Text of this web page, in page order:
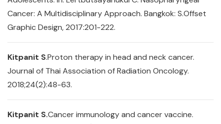
Cancer: A Multidisciplinary Approach. Bangkok: S.Offset
Graphic Design, 2017:201-222.
Kitpanit S.Proton therapy in head and neck cancer.
Journal of Thai Association of Radiation Oncology.
2018;24(2):48-63.
Kitpanit S.Cancer immunology and cancer vaccine.